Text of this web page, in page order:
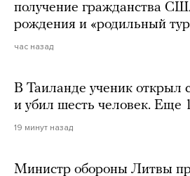
получение гражданства
рождения и «родильный
час назад
В Таиланде ученик открыл
и убил шесть человек. Еще
19 минут назад
Министр обороны Литвы